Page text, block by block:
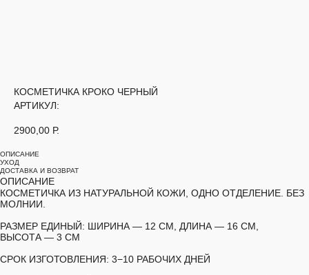
КОСМЕТИЧКА КРОКО ЧЕРНЫЙ
АРТИКУЛ:
2900,00 Р.
ОПИСАНИЕ
УХОД
ДОСТАВКА И ВОЗВРАТ
ОПИСАНИЕ
КОСМЕТИЧКА ИЗ НАТУРАЛЬНОЙ КОЖИ, ОДНО ОТДЕЛЕНИЕ. БЕЗ
МОЛНИИ.
РАЗМЕР ЕДИНЫЙ: ШИРИНА — 12 СМ, ДЛИНА — 16 СМ,
ВЫСОТА — 3 СМ
СРОК ИЗГОТОВЛЕНИЯ: 3−10 РАБОЧИХ ДНЕЙ